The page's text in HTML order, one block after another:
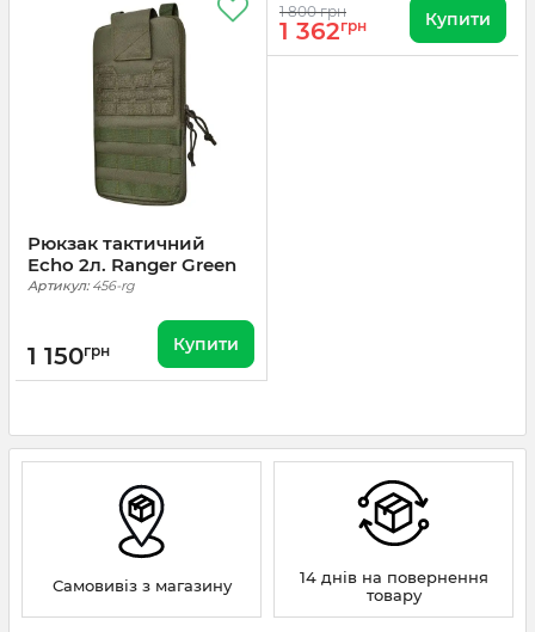
1 800 грн
1 362грн Купити
Рюкзак тактичний
Echo 2л. Ranger Green
Артикул:456-rg
1 150грн Купити
Самовивіз з магазину
14 днів на повернення
товару